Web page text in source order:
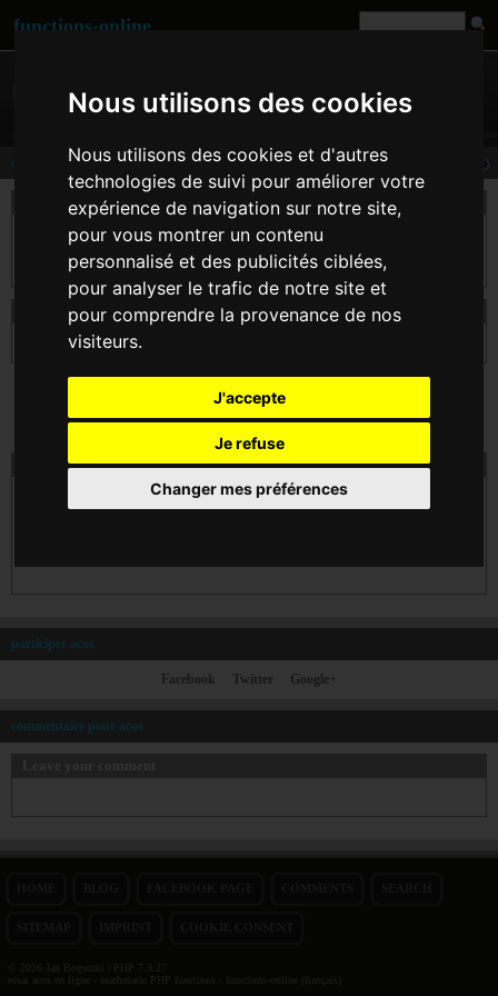
Nous utilisons des cookies
Nous utilisons des cookies et d'autres
technologies de suivi pour améliorer votre
expérience de navigation sur notre site,
pour vous montrer un contenu
personnalisé et des publicités ciblées,
pour analyser le trafic de notre site et
pour comprendre la provenance de nos
visiteurs.
J'accepte
Je refuse
Changer mes préférences
functions-online
acos
description
Retourne l'arc cosinus de $arg ($arg en radians). acos() est la fonction inverse de
cos(), ce qui signifie que a==cos(acos(a)) pour toute valeur qui soit dans l'intervalle
de validité de acos().
déclaration d' acos
acos( float $arg )
essai acos en ligne
participer acos
Facebook Twitter Google+
commentaire pour acos
© 2026 Jan Bogutzki | PHP 7.3.27
essai acos en ligne - mathmatic PHP functions - functions-online (français)